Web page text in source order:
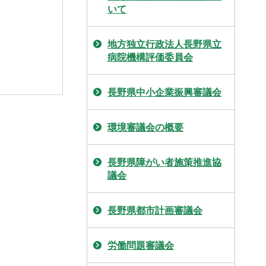
いて
地方独立行政法人長野県立
病院機構評価委員会
長野県中小企業振興審議会
環境審議会の概要
長野県障がい者施策推進協
議会
長野県都市計画審議会
労働問題審議会